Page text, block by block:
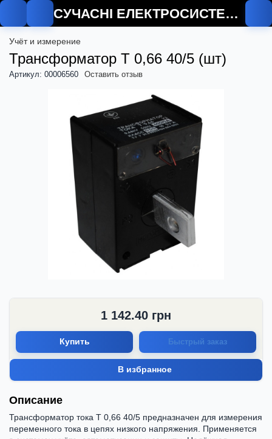
СУЧАСНІ ЕЛЕКТРОСИСТЕМИ
Учёт и измерение
Трансформатор Т 0,66 40/5 (шт)
Артикул: 00006560 Оставить отзыв
1 142.40 грн
Купить Быстрый заказ
В избранное
Описание
Трансформатор тока Т 0,66 40/5 предназначен для измерения
переменного тока в цепях низкого напряжения. Применяется